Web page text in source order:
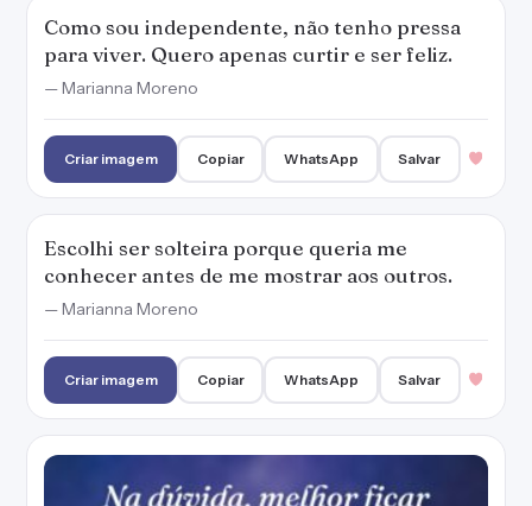
Como sou independente, não tenho pressa
para viver. Quero apenas curtir e ser feliz.
— Marianna Moreno
Criar imagem Copiar WhatsApp Salvar
Escolhi ser solteira porque queria me
conhecer antes de me mostrar aos outros.
— Marianna Moreno
Criar imagem Copiar WhatsApp Salvar